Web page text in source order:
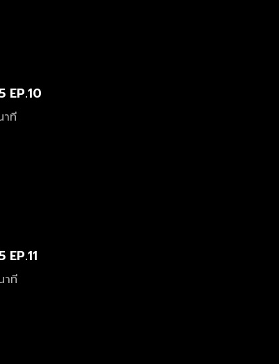
EP.10
าที
าที